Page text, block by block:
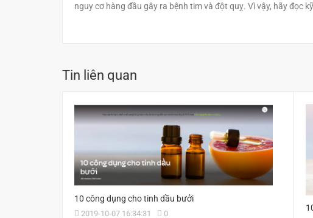
nguy cơ hàng đầu gây ra bệnh tim và đột quỵ. Vì vậy, hãy đọc
Tin liên quan
10 công dụng cho tinh dầu bưởi
2019-10-07 16:34:31 0